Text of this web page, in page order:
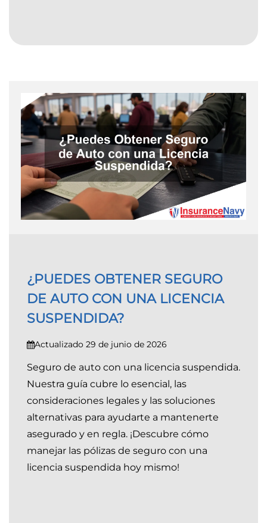
¿PUEDES OBTENER SEGURO
DE AUTO CON UNA LICENCIA
SUSPENDIDA?
Actualizado 29 de junio de 2026
Seguro de auto con una licencia suspendida.
Nuestra guía cubre lo esencial, las
consideraciones legales y las soluciones
alternativas para ayudarte a mantenerte
asegurado y en regla. ¡Descubre cómo
manejar las pólizas de seguro con una
licencia suspendida hoy mismo!